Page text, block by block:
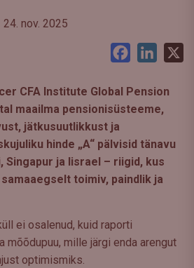
24. nov. 2025
Facebook
CFA Institute Global Pension
maailma pensionisüsteeme,
jätkusuutlikkust ja
hinde „A“ pälvisid tänavu
Singapur ja Iisrael – riigid, kus
toimiv, paindlik ja
ei osalenud, kuid raporti
mõõdupuu, mille järgi enda arengut
optimismiks.